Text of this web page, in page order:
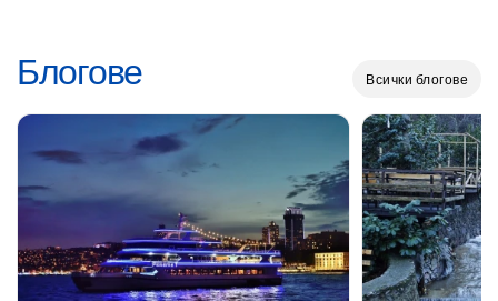
Блогове Всички блогове